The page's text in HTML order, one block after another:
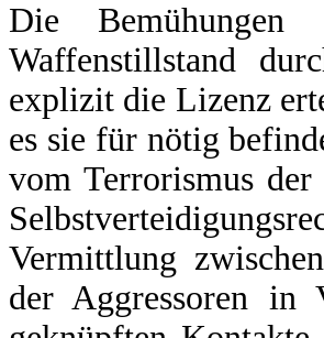
Die
Waffenstillstand
explizit die Lizenz
es sie für nötig
vom Terrorismus
Vermittlung
der Aggressoren in